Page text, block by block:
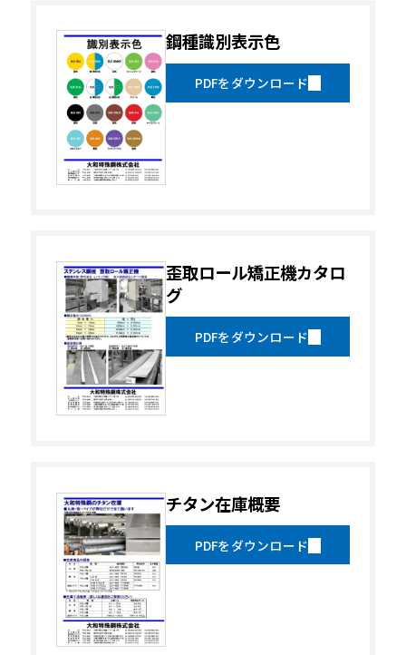
鋼種識別表示色
PDFをダウンロード
歪取ロール矯正機カタロ
グ
PDFをダウンロード
チタン在庫概要
PDFをダウンロード